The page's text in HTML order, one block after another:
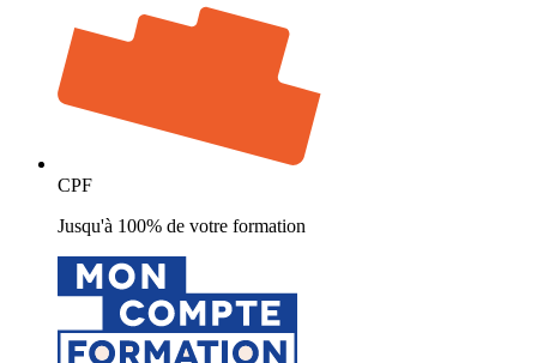
CPF
Jusqu'à 100% de votre formation